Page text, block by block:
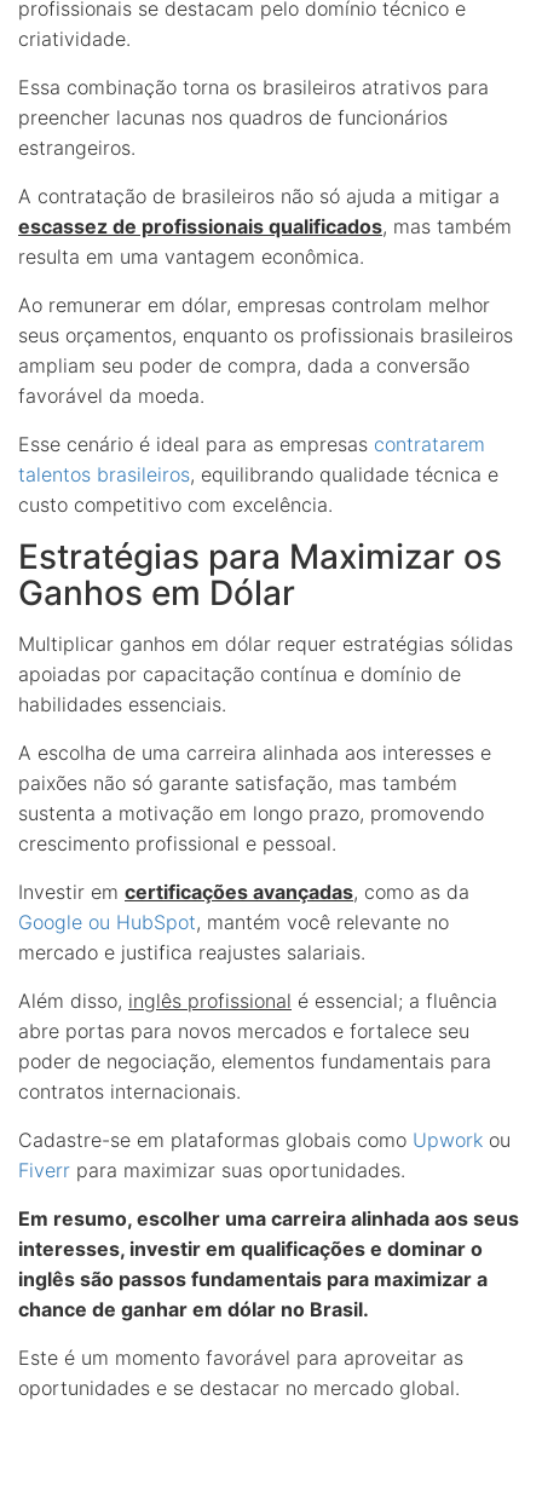
profissionais se destacam pelo domínio técnico e
criatividade.
Essa combinação torna os brasileiros atrativos para
preencher lacunas nos quadros de funcionários
estrangeiros.
A contratação de brasileiros não só ajuda a mitigar a
escassez de profissionais qualificados, mas também
resulta em uma vantagem econômica.
Ao remunerar em dólar, empresas controlam melhor
seus orçamentos, enquanto os profissionais brasileiros
ampliam seu poder de compra, dada a conversão
favorável da moeda.
Esse cenário é ideal para as empresas contratarem
talentos brasileiros, equilibrando qualidade técnica e
custo competitivo com excelência.
Estratégias para Maximizar os
Ganhos em Dólar
Multiplicar ganhos em dólar requer estratégias sólidas
apoiadas por capacitação contínua e domínio de
habilidades essenciais.
A escolha de uma carreira alinhada aos interesses e
paixões não só garante satisfação, mas também
sustenta a motivação em longo prazo, promovendo
crescimento profissional e pessoal.
Investir em certificações avançadas, como as da
Google ou HubSpot, mantém você relevante no
mercado e justifica reajustes salariais.
Além disso, inglês profissional é essencial; a fluência
abre portas para novos mercados e fortalece seu
poder de negociação, elementos fundamentais para
contratos internacionais.
Cadastre-se em plataformas globais como Upwork ou
Fiverr para maximizar suas oportunidades.
Em resumo, escolher uma carreira alinhada aos seus
interesses, investir em qualificações e dominar o
inglês são passos fundamentais para maximizar a
chance de ganhar em dólar no Brasil.
Este é um momento favorável para aproveitar as
oportunidades e se destacar no mercado global.